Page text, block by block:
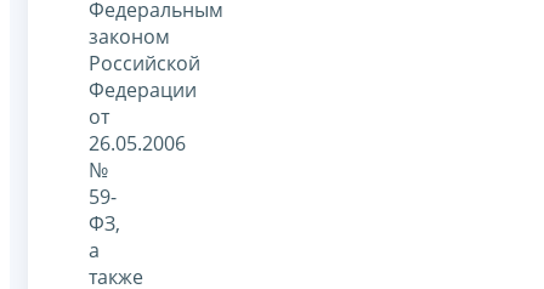
Федеральным
законом
Российской
Федерации
от
26.05.2006
№
59-
ФЗ,
а
также